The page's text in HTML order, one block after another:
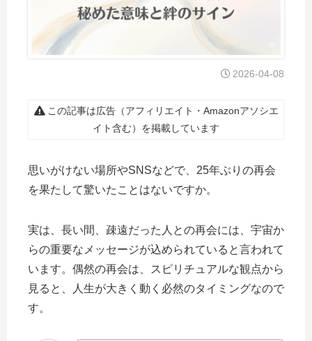
2026-04-08
この記事は広告（アフィリエイト・Amazonアソシエ
イト含む）を掲載しています
思いがけない場所やSNSなどで、25年ぶりの再会
を果たして驚いたことはないですか。
実は、長い間、疎遠だった人との再会には、宇宙か
らの重要なメッセージが込められていると言われて
います。偶然の再会は、スピリチュアルな観点から
見ると、人生が大きく動く必然のタイミングなので
す。